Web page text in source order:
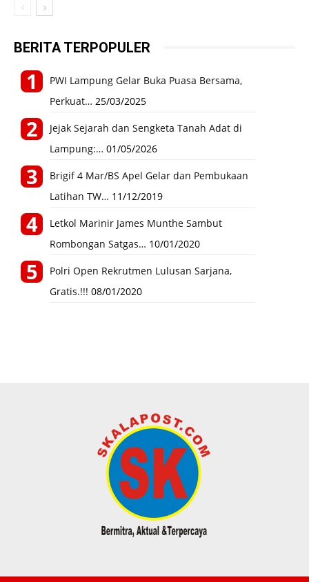
BERITA TERPOPULER
PWI Lampung Gelar Buka Puasa Bersama,
Perkuat… 25/03/2025
Jejak Sejarah dan Sengketa Tanah Adat di
Lampung:… 01/05/2026
Brigif 4 Mar/BS Apel Gelar dan Pembukaan
Latihan TW… 11/12/2019
Letkol Marinir James Munthe Sambut
Rombongan Satgas… 10/01/2020
Polri Open Rekrutmen Lulusan Sarjana,
Gratis.!!! 08/01/2020